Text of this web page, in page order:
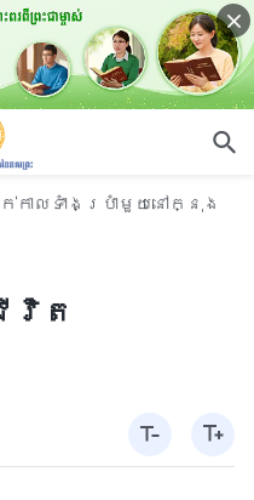
ក់កាលទាំងប្រាំមួយនៅក្នុង
វិត